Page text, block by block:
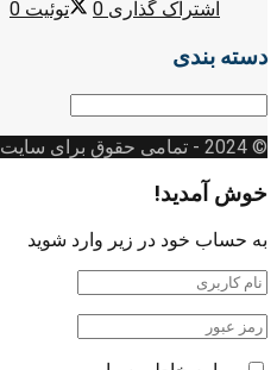
اشتراک گذاری 0 توئیت 0
دسته بندی
دسته
© 2024
- تمامی حقوق برای سایت
خوش آمدید!
به حساب خود در زیر وارد شوید